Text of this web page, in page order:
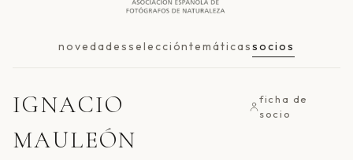
novedadesseleccióntemáticassocios
IGNACIO
MAULEÓN
ficha de
socio